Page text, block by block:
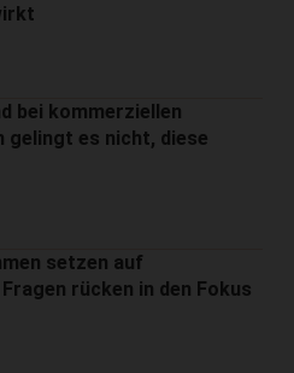
bei kommerziellen
gelingt es nicht, diese
setzen auf
rücken in den Fokus